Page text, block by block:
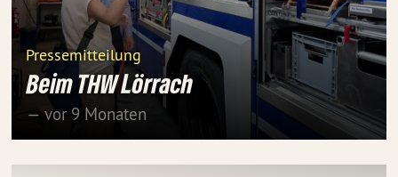
Pressemitteilung
Beim THW Lörrach
— vor 9 Monaten